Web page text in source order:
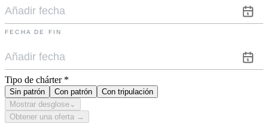
FECHA DE FIN
Tipo de chárter *
Sin patrón Con patrón
Con tripulación
Mostrar desglose ⌄
Obtener una oferta →